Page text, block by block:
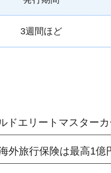
3週間ほど
ドエリートマスターカ
外旅行保険は最高1億